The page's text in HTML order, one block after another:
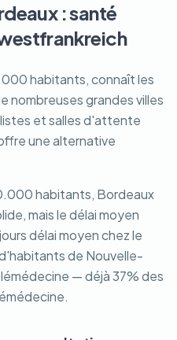
: santé
habitants, connaît les
nombreuses grandes villes
et salles d'attente
une alternative
habitants, Bordeaux
mais le délai moyen
délai moyen chez le
de Nouvelle-
— déjà 37% des